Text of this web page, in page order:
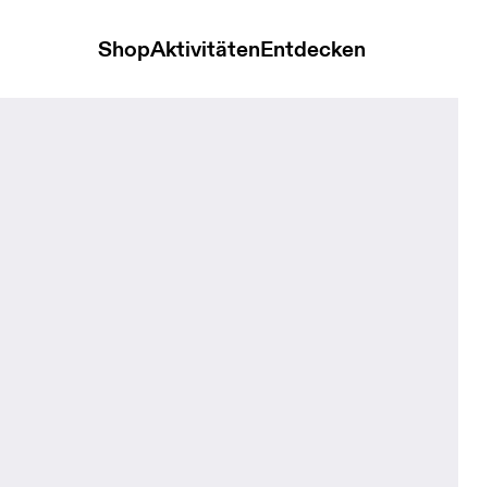
ShopAktivitätenEntdecken